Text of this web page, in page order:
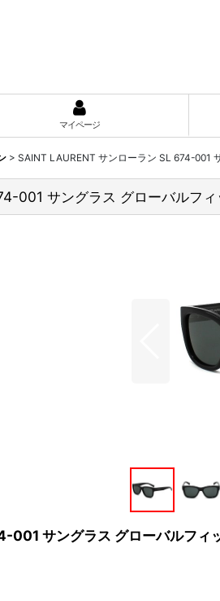
マイページ
> SAINT LAURENT サンローラン SL 674-001
001 サングラス グローバルフ
サングラス グローバルフィ